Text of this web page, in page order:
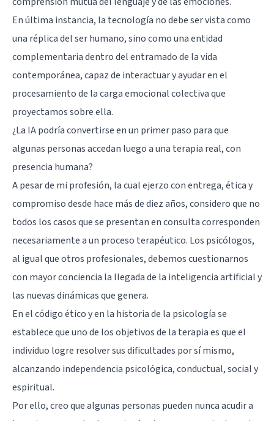
En última instancia, la tecnología no debe ser vista como
una réplica del ser humano, sino como una entidad
complementaria dentro del entramado de la vida
contemporánea, capaz de interactuar y ayudar en el
procesamiento de la carga emocional colectiva que
proyectamos sobre ella.
¿La IA podría convertirse en un primer paso para que
algunas personas accedan luego a una terapia real, con
presencia humana?
A pesar de mi profesión, la cual ejerzo con entrega, ética y
compromiso desde hace más de diez años, considero que no
todos los casos que se presentan en consulta corresponden
necesariamente a un proceso terapéutico. Los psicólogos,
al igual que otros profesionales, debemos cuestionarnos
con mayor conciencia la llegada de la inteligencia artificial y
las nuevas dinámicas que genera.
En el código ético y en la historia de la psicología se
establece que uno de los objetivos de la terapia es que el
individuo logre resolver sus dificultades por sí mismo,
alcanzando independencia psicológica, conductual, social y
espiritual.
Por ello, creo que algunas personas pueden nunca acudir a